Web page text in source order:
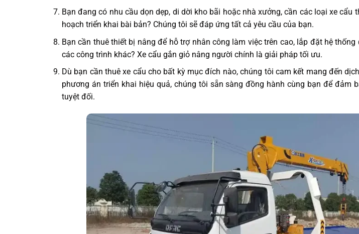
Bạn đang có nhu cầu dọn dẹp, di dời kho bãi hoặc nhà xưởng, cần các loại xe cẩu
hoạch triển khai bài bản? Chúng tôi sẽ đáp ứng tất cả yêu cầu của bạn.
Bạn cần thuê thiết bị nâng để hỗ trợ nhân công làm việc trên cao, lắp đặt hệ
các công trình khác? Xe cẩu gắn giỏ nâng người chính là giải pháp tối ưu.
Dù bạn cần thuê xe cẩu cho bất kỳ mục đích nào, chúng tôi cam kết mang đến
phương án triển khai hiệu quả, chúng tôi sẵn sàng đồng hành cùng bạn để đảm
tuyệt đối.